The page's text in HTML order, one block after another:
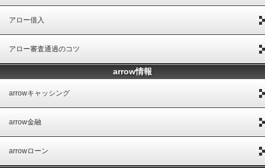
アロー借入
アロー審査通過のコツ
arrow情報
arrowキャッシング
arrow金融
arrowローン